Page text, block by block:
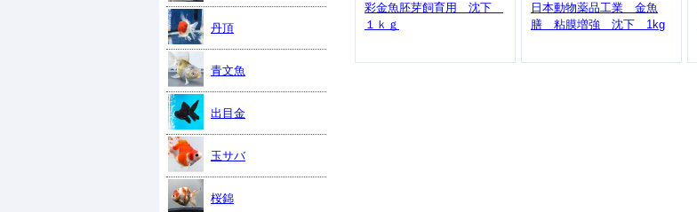
彩金魚胚芽飼育用 沈下
１ｋｇ
日本動物薬品工業 金魚
膳 粘膜増強 沈下 1kg
丹頂
青文魚
出目金
玉サバ
桜錦